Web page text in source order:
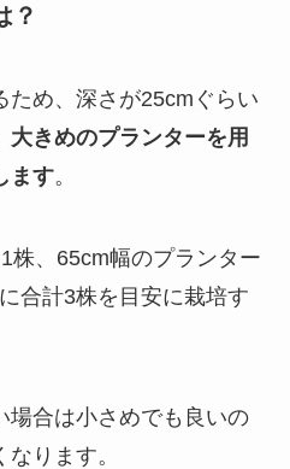
？
ため、深さが25cmぐらい
大きめのプランターを用
ます。
株、65cm幅のプランター
合計3株を目安に栽培す
場合は小さめでも良いの
ります。